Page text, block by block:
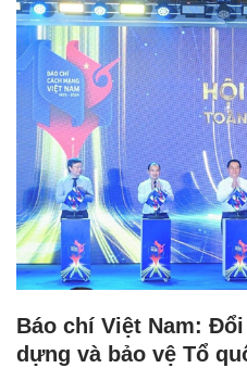
Báo chí Việt Nam:
dựng và bảo vệ Tổ